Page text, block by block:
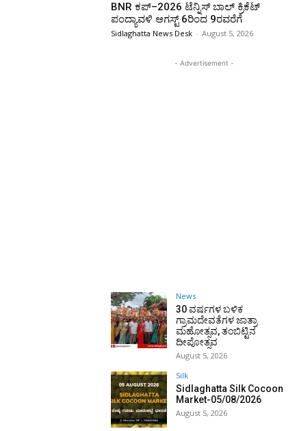
BNR ಕಪ್–2026 ಟೆನ್ನಿಸ್ ಬಾಲ್ ಕ್ರಿಕೆಟ್
ಪಂದ್ಯಾವಳಿ ಆಗಸ್ಟ್ 6ರಿಂದ 9ರವರೆಗೆ
Sidlaghatta News Desk - August 5, 2026
- Advertisement -
News
30 ವರ್ಷಗಳ ಬಳಿಕ
ಗ್ರಾಮದೇವತೆಗಳ ಜಾತ್ರಾ
ಮಹೋತ್ಸವ, ತಂಬಿಟ್ಟಿನ
ದೀಪೋತ್ಸವ
August 5, 2026
Silk
Sidlaghatta Silk Cocoon
Market-05/08/2026
August 5, 2026